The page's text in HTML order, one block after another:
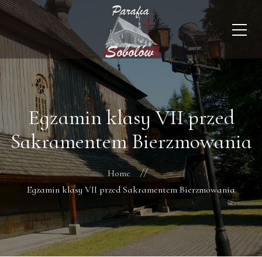
Egzamin klasy VII przed
Sakramentem Bierzmowania
Home
Egzamin klasy VII przed Sakramentem Bierzmowania